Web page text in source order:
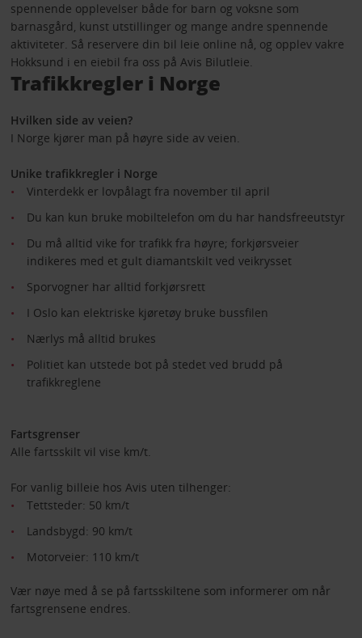
spennende opplevelser både for barn og voksne som
barnasgård, kunst utstillinger og mange andre spennende
aktiviteter. Så reservere din bil leie online nå, og opplev vakre
Hokksund i en eiebil fra oss på Avis Bilutleie.
Trafikkregler i Norge
Hvilken side av veien?
I Norge kjører man på høyre side av veien.
Unike trafikkregler i Norge
Vinterdekk er lovpålagt fra november til april
Du kan kun bruke mobiltelefon om du har handsfreeutstyr
Du må alltid vike for trafikk fra høyre; forkjørsveier
indikeres med et gult diamantskilt ved veikrysset
Sporvogner har alltid forkjørsrett
I Oslo kan elektriske kjøretøy bruke bussfilen
Nærlys må alltid brukes
Politiet kan utstede bot på stedet ved brudd på
trafikkreglene
Fartsgrenser
Alle fartsskilt vil vise km/t.
For vanlig billeie hos Avis uten tilhenger:
Tettsteder: 50 km/t
Landsbygd: 90 km/t
Motorveier: 110 km/t
Vær nøye med å se på fartsskiltene som informerer om når
fartsgrensene endres.